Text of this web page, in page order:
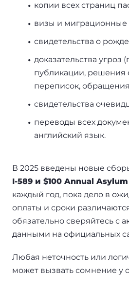
копии всех страниц
визы и миграционные
свидетельства о
доказательства угроз
публикации, решения
переписок,
свидетельства
переводы всех
английский язык.
В 2025 введены новые
I-589 и $100 Annual Asylum
каждый год, пока дело в
оплаты и сроки
обязательно сверяйтесь с
данными на официальных
Любая неточность или
может вызвать сомнение у